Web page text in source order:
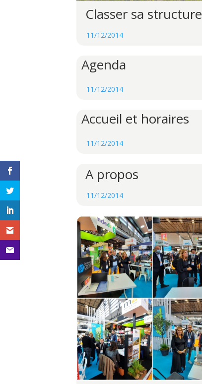
Classer sa structure
11/12/2014
Agenda
11/12/2014
Accueil et horaires
11/12/2014
A propos
11/12/2014